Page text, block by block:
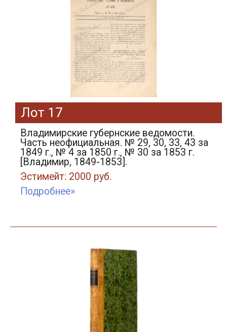
Лот 17
Владимирские губернские ведомости.
Часть неофициальная. № 29, 30, 33, 43 за
1849 г., № 4 за 1850 г., № 30 за 1853 г.
[Владимир, 1849-1853].
Эстимейт: 2000 руб.
Подробнее»